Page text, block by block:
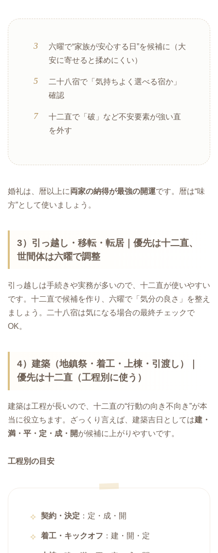
六曜で“家族が安心する日”を候補に（大
安に寄せると揉めにくい）
二十八宿で「気持ちよく選べる宿か」
確認
十二直で「破」など不安要素が強い直
を外す
婚礼は、暦以上に両家の納得が最強の開運です。暦は“味
方”として使いましょう。
3）引っ越し・移転・転居｜優先は十二直、
世間体は六曜で調整
引っ越しは手続きや実務が多いので、十二直が使いやすい
です。十二直で候補を作り、六曜で「気分の良さ」を整え
ましょう。二十八宿は気になる場合の最終チェックで
OK。
4）建築（地鎮祭・着工・上棟・引渡し）｜
優先は十二直 （工程別に使う）
建築は工程が長いので、十二直の“行動の向き不向き”が本
当に役立ちます。ざっくり言えば、建築吉日としては建・
満・平・定・成・開が候補に上がりやすいです。
工程別の目安
契約・決定 ：定・成・開
着工・キックオフ ：建・開・定